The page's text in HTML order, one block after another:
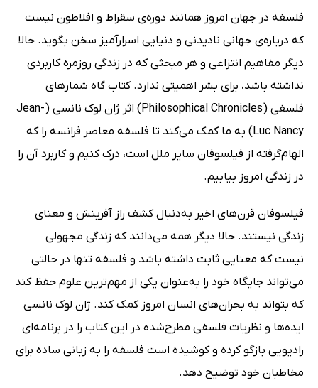
فلسفه در جهان امروز همانند دوره‌ی سقراط و افلاطون نیست
که درباره‌ی جهانی نادیدنی و دنیایی اسرارآمیز سخن بگوید. حالا
دیگر مفاهیم انتزاعی و هر مبحثی که در زندگی روزمره کاربردی
نداشته باشد، برای بشر اهمیتی ندارد. کتاب گاه شمارهای
فلسفی (Philosophical Chronicles) اثر ژان لوک نانسی (Jean-
Luc Nancy) به ما کمک می‌کند تا فلسفه معاصر فرانسه را که
الهام‌گرفته از فیلسوفان سایر ملل است، درک کنیم و کاربرد آن را
در زندگی امروز بیابیم.
فیلسوفان قرن‌های اخیر به‌دنبال کشف راز آفرینش و معنای
زندگی نیستند. حالا دیگر همه می‌دانند که زندگی مجهولی
نیست که معنایی ثابت داشته باشد و فلسفه تنها در حالتی
می‌تواند جایگاه خود را به‌عنوان یکی از مهم‌ترین علوم حفظ کند
که بتواند به بحران‌های انسان امروز کمک کند. ژان لوک نانسی
ایده‌ها و نظریات فلسفی مطرح‌شده در این کتاب را در برنامه‌ای
رادیویی بازگو کرده و کوشیده است فلسفه را به زبانی ساده برای
مخاطبان خود توضیح دهد.